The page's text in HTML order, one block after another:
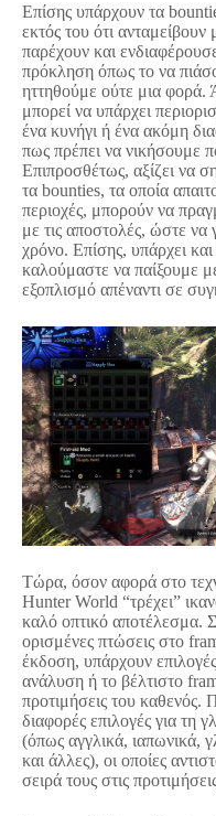
Eπίσης υπάρχουν τα
εκτός του ότι ανταμείβουν
παρέχουν και
πρόκληση όπως το να
ηττηθούμε ούτε μια φορά.
μπορεί να υπάρχει
ένα κυνήγι ή ένα ακόμη
πως πρέπει να νικήσουμε
Επιπροσθέτως, αξίζει να
τα bounties, τα οποία
περιοχές, μπορούν να
με τις αποστολές, ώστε να
χρόνο. Επίσης, υπάρχει
καλούμαστε να παίξουμε
εξοπλισμό απέναντι σε
Tώρα, όσον αφορά στο
Hunter World “τρέχει”
καλό οπτικό αποτέλεσμα.
ορισμένες πτώσεις στο
έκδοση, υπάρχουν
ανάλυση ή το βέλτιστο
προτιμήσεις του καθενός.
διαφορές επιλογές για τη
(όπως αγγλικά, ιαπωνικά,
και άλλες), οι οποίες
σειρά τους στις